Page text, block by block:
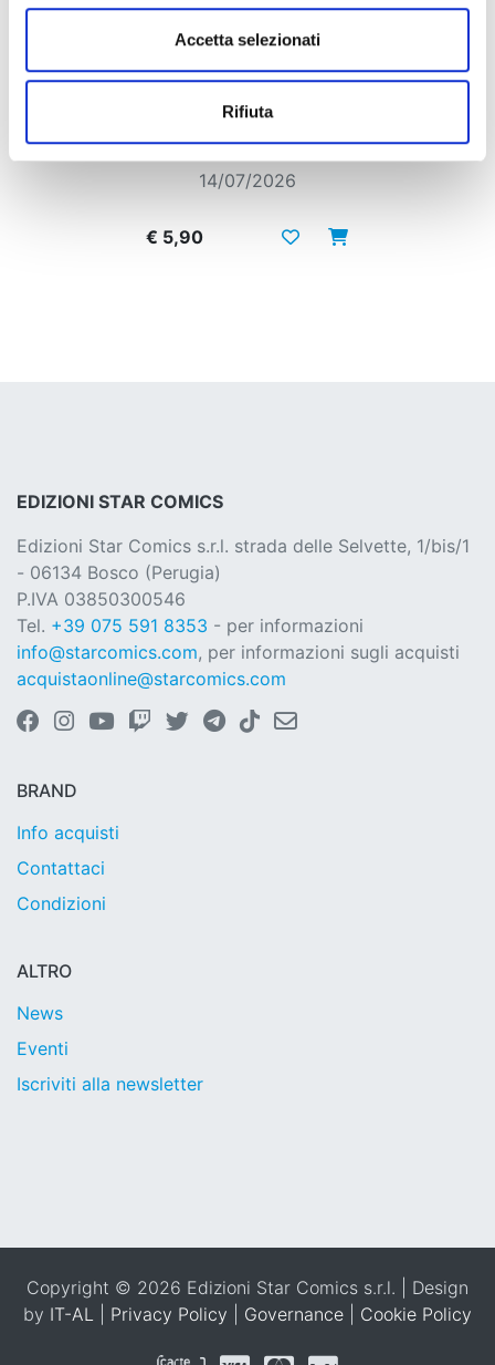
Accetta selezionati
Rifiuta
GACHIAKUTA n. 16
14/07/2026
€ 5,90
EDIZIONI STAR COMICS
Edizioni Star Comics s.r.l. strada delle Selvette, 1/bis/1
- 06134 Bosco (Perugia)
P.IVA 03850300546
Tel. +39 075 591 8353 - per informazioni
info@starcomics.com, per informazioni sugli acquisti
acquistaonline@starcomics.com
BRAND
Info acquisti
Contattaci
Condizioni
ALTRO
News
Eventi
Iscriviti alla newsletter
Copyright © 2026 Edizioni Star Comics s.r.l. | Design
by IT-AL Privacy Policy Governance Cookie Policy